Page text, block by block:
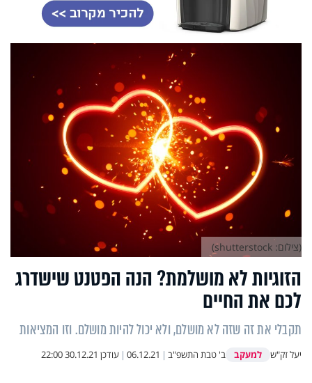
הזוגיות לא מושלמת? הנה הפטנט שישדרג
לכם את החיים
תקבלי את זה שזה לא מושלם, ולא יכול להיות מושלם. וזו המציאות
יעל זק"ש למעקב ב' טבת התשפ"ב |
06.12.21
| עודכן 30.12.21 22:00
(צילום: shutterstock)